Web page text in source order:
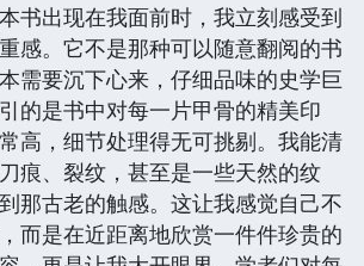
书出现在我面前时，我立刻感受到
感。它不是那种可以随意翻阅的书
需要沉下心来，仔细品味的史学巨
的是书中对每一片甲骨的精美印
高，细节处理得无可挑剔。我能清
痕、裂纹，甚至是一些天然的纹
那古老的触感。这让我感觉自己不
而是在近距离地欣赏一件件珍贵的